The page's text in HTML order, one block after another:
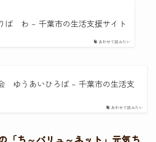
あわせて読みたい
ば わ – 千葉市の生活支援サイト
あわせて読みたい
ゆうあいひろば – 千葉市の生活支